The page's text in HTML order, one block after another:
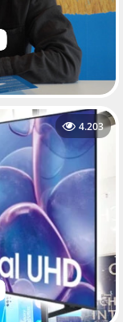
4.203